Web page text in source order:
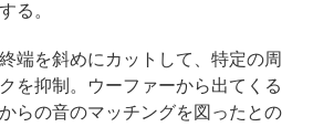
る。
端を斜めにカットして、特定の周
を抑制。ウーファーから出てくる
らの音のマッチングを図ったとの